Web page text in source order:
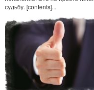
судьбу. [contents]...